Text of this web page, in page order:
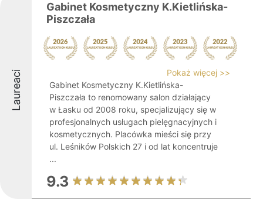
Laureaci
Gabinet Kosmetyczny K.Kietlińska-
Piszczała
Pokaż więcej >>
Gabinet Kosmetyczny K.Kietlińska-
Piszczała to renomowany salon działający
w Łasku od 2008 roku, specjalizujący się w
profesjonalnych usługach pielęgnacyjnych i
kosmetycznych. Placówka mieści się przy
ul. Leśników Polskich 27 i od lat koncentruje
...
9.3